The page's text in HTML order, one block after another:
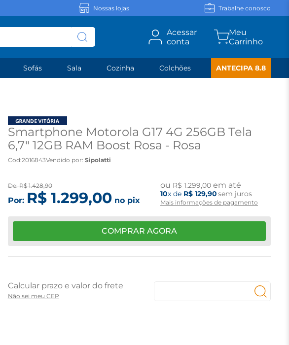
Nossas lojas Trabalhe conosco
Acessar
conta
Sofás Sala Cozinha Colchões ANTECIPA 8.8
Smartphone Motorola G17 4G 256GB Tela
6,7" 12GB RAM Boost Rosa - Rosa
Cod:2016843Vendido por: Sipolatti
De:R$ 1.428,90
Por: R$ 1.299,00no pix
ou R$ 1.299,00em até
10x de R$ 129,90sem juros
Mais informações de pagamento
COMPRAR AGORA
Não sei meu CEP